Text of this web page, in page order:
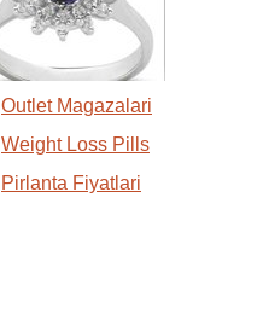
Outlet Magazalari
Weight Loss Pills
Pirlanta Fiyatlari